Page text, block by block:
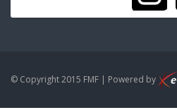
© Copyright 2015 FMF | Powered by